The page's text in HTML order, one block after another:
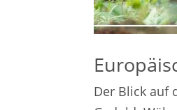
Der Blick auf